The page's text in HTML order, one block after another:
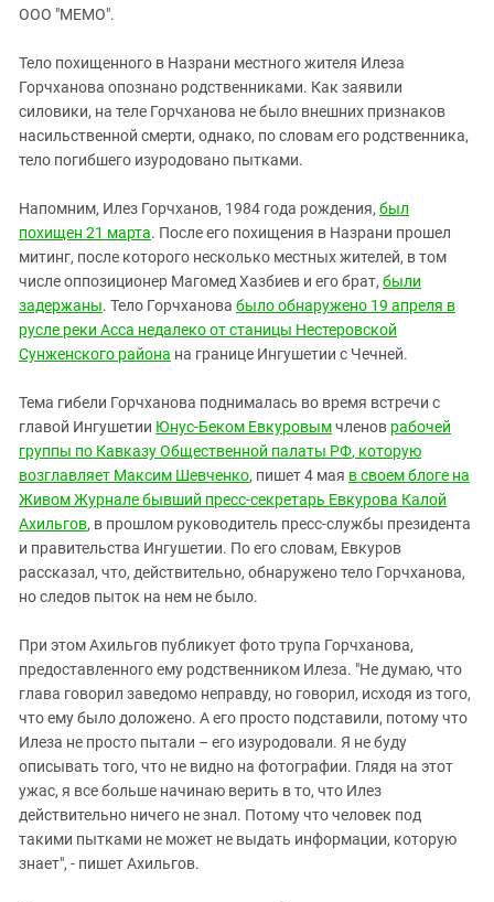
ИНАКОМЫСЛИЕ В ЧЕЧНЕ
ПРЕСЛЕДОВАНИЕ АКТИВИСТОВ
МОБИЛИЗАЦИЯ И ПРОТЕСТЫ
Дагестан
Кабардино-Балкария
Калмыкия
Карачаево-Черкесия
Нагорный Карабах
Российская Федерация
Ростовская область
Северная Осетия - Алания
СКФО
Ставропольский край
Чечня
Южная Осетия
Южный Кавказ
ЮФО
ООО "МЕМО".
Тело похищенного в Назрани местного жителя Илеза
Горчханова опознано родственниками. Как заявили
силовики, на теле Горчханова не было внешних признаков
насильственной смерти, однако, по словам его родственника,
тело погибшего изуродовано пытками.
Напомним, Илез Горчханов, 1984 года рождения, был
похищен 21 марта. После его похищения в Назрани прошел
митинг, после которого несколько местных жителей, в том
числе оппозиционер Магомед Хазбиев и его брат, были
задержаны. Тело Горчханова было обнаружено 19 апреля в
русле реки Асса недалеко от станицы Нестеровской
Сунженского района на границе Ингушетии с Чечней.
Тема гибели Горчханова поднималась во время встречи с
главой Ингушетии Юнус-Беком Евкуровымчленов рабочей
группы по КавказуОбщественной палаты РФ, которую
возглавляет Максим Шевченко, пишет 4 мая в своем блоге на
Живом Журнале бывший пресс-секретарь Евкурова Калой
Ахильгов, в прошлом руководитель пресс-службы президента
и правительства Ингушетии. По его словам, Евкуров
рассказал, что, действительно, обнаружено тело Горчханова,
но следов пыток на нем не было.
При этом Ахильгов публикует фото трупа Горчханова,
предоставленного ему родственником Илеза. "Не думаю, что
глава говорил заведомо неправду, но говорил, исходя из того,
что ему было доложено. А его просто подставили, потому что
Илеза не просто пытали – его изуродовали. Я не буду
описывать того, что не видно на фотографии. Глядя на этот
ужас, я все больше начинаю верить в то, что Илез
действительно ничего не знал. Потому что человек под
такими пытками не может не выдать информации, которую
знает", - пишет Ахильгов.